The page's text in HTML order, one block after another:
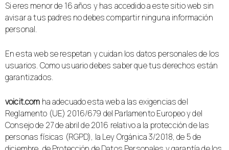
Si eres menor de 16 años y has accedido a este sitio web sin
avisar a tus padres no debes compartir ninguna información
personal.
En esta web se respetan y cuidan los datos personales de los
usuarios. Como usuario debes saber que tus derechos están
garantizados.
voicit.com ha adecuado esta web a las exigencias del
Reglamento (UE) 2016/679 del Parlamento Europeo y del
Consejo de 27 de abril de 2016 relativo a la protección de las
personas físicas (RGPD), la Ley Orgánica 3/2018, de 5 de